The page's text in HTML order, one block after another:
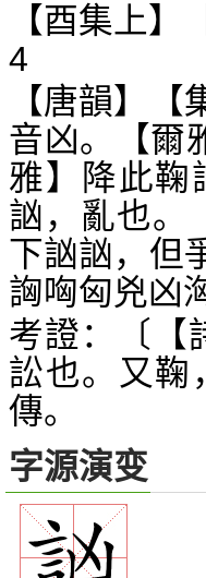
【酉集上
4
【唐韻】
音凶。【爾
雅】降此鞠
訩，亂也。
下訩訩，但
詾哅匈兇凶
考證：〔【
訟也。又
傳。
字源演变